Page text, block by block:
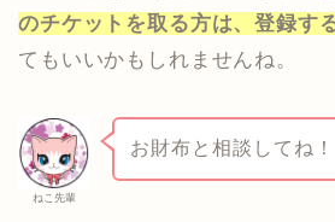
のチケットを取る方は、登録す
てもいいかもしれませんね。
ねこ先輩
お財布と相談してね！